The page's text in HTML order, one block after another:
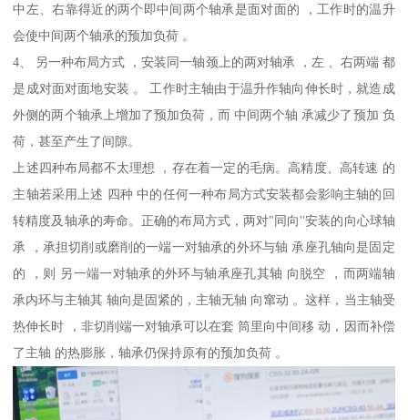
中左、右靠得近的两个即中间两个轴承是面对面的 ，工作时的温升
会使中间两个轴承的预加负荷 。
4、 另一种布局方式 ，安装同一轴颈上的两对轴承 ，左 、右两端 都
是成对面对面地安装 。 工作时主轴由于温升作轴向伸长时，就造成
外侧的两个轴承上增加了预加负荷，而 中间两个轴 承减少了预加 负
荷，甚至产生了间隙。
上述四种布局都不太理想 ，存在着一定的毛病。高精度、高转速 的
主轴若采用上述 四种 中的任何一种布局方式安装都会影响主轴的回
转精度及轴承的寿命。正确的布局方式，两对"同向''安装的向心球轴
承 ，承担切削或磨削的一端一对轴承的外环与轴 承座孔轴向是固定
的 ，则 另一端一对轴承的外环与轴承座孔其轴 向脱空 ，而两端轴
承内环与主轴其 轴向是固紧的，主轴无轴 向窜动 。这样，当主轴受
热伸长时 ，非切削端一对轴承可以在套 筒里向中间移 动，因而补偿
了主轴 的热膨胀，轴承仍保持原有的预加负荷 。